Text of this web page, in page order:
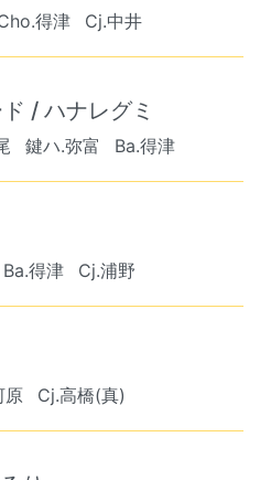
得津 Cj.中井
/ ハナレグミ
鍵ハ.弥富 Ba.得津
Ba.得津 Cj.浦野
原 Cj.高橋(真)